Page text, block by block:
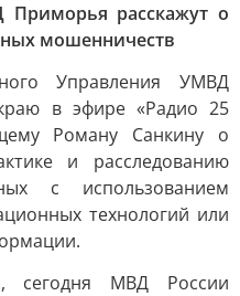
Приморья расскажут о
мошенничеств
Управления УМВД
в эфире «Радио 25
Роману Санкину о
и расследованию
с использованием
технологий или
сегодня МВД России